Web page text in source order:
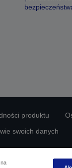
produktu
swoich danych